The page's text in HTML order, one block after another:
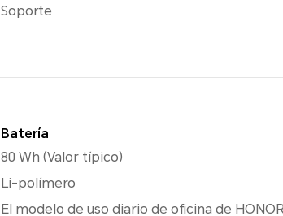
Soporte
Batería
80 Wh (Valor típico)
Li-polímero
El modelo de uso diario de oficina de